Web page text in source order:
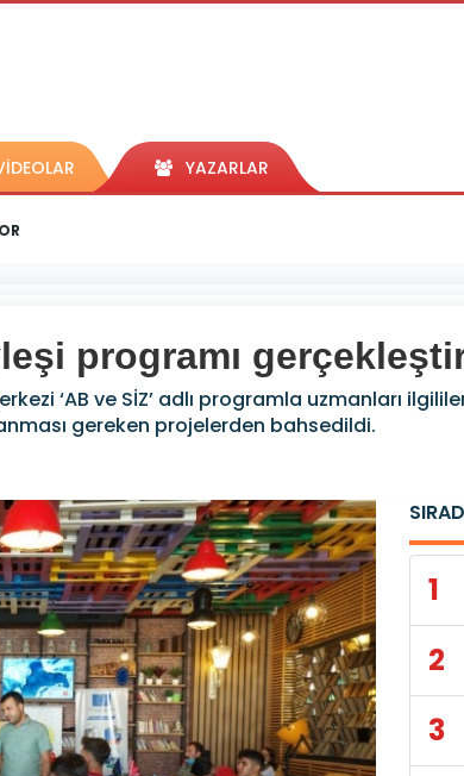
YAZARLAR
programı
‘AB ve SİZ’ adlı programla uzmanları
gereken projelerden bahsedildi.
1
2
3